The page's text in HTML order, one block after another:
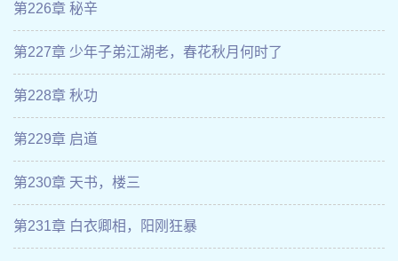
第226章 秘辛
第227章 少年子弟江湖老，春花秋月何时了
第228章 秋功
第229章 启道
第230章 天书，楼三
第231章 白衣卿相，阳刚狂暴